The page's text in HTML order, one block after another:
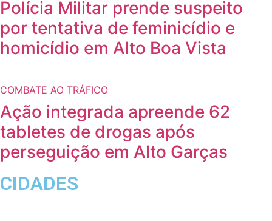
Polícia Militar prende suspeito
por tentativa de feminicídio e
homicídio em Alto Boa Vista
COMBATE AO TRÁFICO
Ação integrada apreende 62
tabletes de drogas após
perseguição em Alto Garças
CIDADES